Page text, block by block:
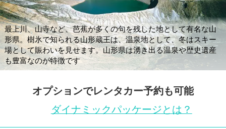
最上川、山寺など、芭蕉が多くの句を残した地として有名な山
形県。樹氷で知られる山形蔵王は、温泉地として、冬はスキー
場として賑わいを見せます。山形県は湧き出る温泉や歴史遺産
も豊富なのが特徴です
オプションでレンタカー予約も可能
ダイナミックパッケージとは？